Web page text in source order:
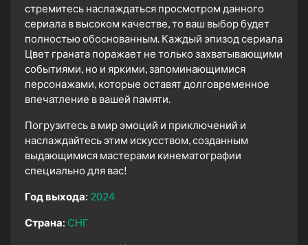
стремитесь наслаждаться просмотром данного
сериала в высоком качестве, то ваш выбор будет
полностью обоснованным. Каждый эпизод сериала
Цвет граната поражает не только захватывающими
событиями, но и яркими, запоминающимися
персонажами, которые оставят долговременное
впечатление в вашей памяти.
Погрузитесь в мир эмоций и приключений и
наслаждайтесь этим искусством, созданным
выдающимися мастерами кинематографии
специально для вас!
Год выхода: 2024
Страна: СНГ